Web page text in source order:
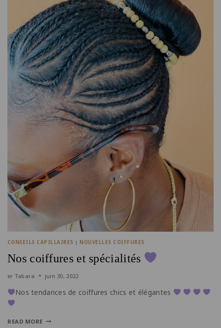
CONSEILS CAPILLAIRES | NOUVELLES COIFFURES
Nos coiffures et spécialités
er Tabara juin 30, 2022
Nos tendances de coiffures chics et élégantes
READ MORE